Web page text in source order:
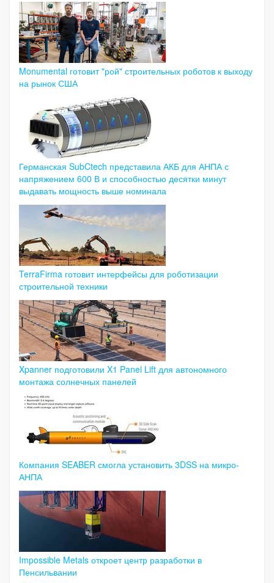
Monumental готовит "рой" строительных роботов к выходу
на рынок США
Германская SubCtech представила АКБ для АНПА с
напряжением 600 В и способностью десятки минут
выдавать мощность выше номинала
TerraFirma готовит интерфейсы для роботизации
строительной техники
Xpanner подготовили X1 Panel Lift для автономного
монтажа солнечных панелей
Компания SEABER смогла установить 3DSS на микро-
АНПА
Impossible Metals откроет центр разработки в
Пенсильвании